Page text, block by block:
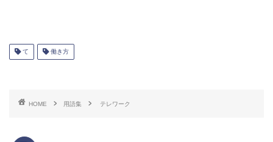
て 働き方
HOME 用語集 テレワーク